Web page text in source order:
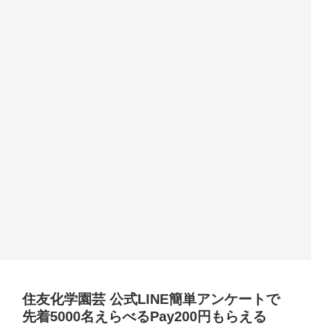
住友化学園芸 公式LINE簡単アンケートで
先着5000名えらべるPay200円もらえる